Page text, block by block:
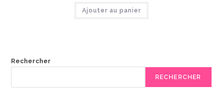
Ajouter au panier
Rechercher
RECHERCHER